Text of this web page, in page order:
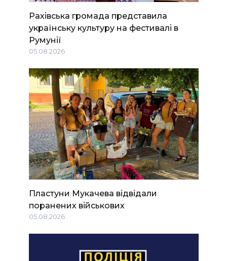
Рахівська громада представила
українську культуру на фестивалі в
Румунії
05.08.2026
Пластуни Мукачева відвідали
поранених військових
05.08.2026